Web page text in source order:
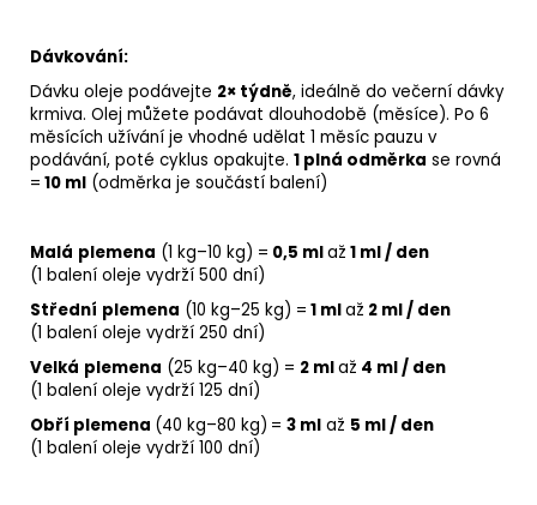
Dávkování:
Dávku oleje podávejte 2× týdně, ideálně do večerní dávky
krmiva. Olej můžete podávat dlouhodobě (měsíce). Po 6
měsících užívání je vhodné udělat 1 měsíc pauzu v
podávání, poté cyklus opakujte. 1 plná odměrka se rovná
= 10 ml (odměrka je součástí balení)
Malá plemena (1 kg–10 kg) = 0,5 mlaž 1 ml / den
(1 balení oleje vydrží 500 dní)
Střední plemena (10 kg–25 kg) = 1 mlaž 2 ml / den
(1 balení oleje vydrží 250 dní)
Velká plemena (25 kg–40 kg) = 2 mlaž 4 ml / den
(1 balení oleje vydrží 125 dní)
Obří plemena (40 kg–80 kg) = 3 ml až 5 ml / den
(1 balení oleje vydrží 100 dní)